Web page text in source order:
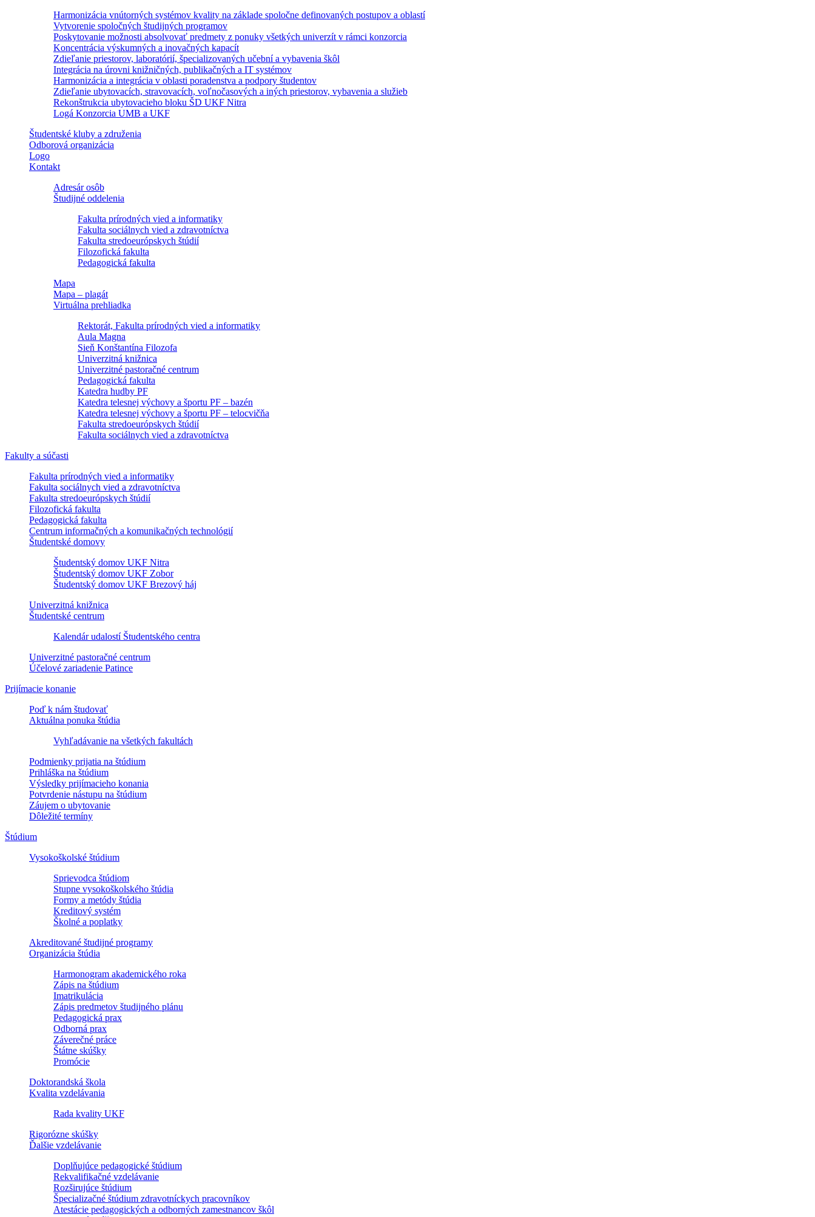
Harmonizácia vnútorných systémov kvality na základe spoločne definovaných postupov a oblastí
Vytvorenie spoločných študijných programov
Poskytovanie možnosti absolvovať predmety z ponuky všetkých univerzít v rámci konzorcia
Koncentrácia výskumných a inovačných kapacít
Zdieľanie priestorov, laboratórií, špecializovaných učební a vybavenia škôl
Integrácia na úrovni knižničných, publikačných a IT systémov
Harmonizácia a integrácia v oblasti poradenstva a podpory študentov
Zdieľanie ubytovacích, stravovacích, voľnočasových a iných priestorov, vybavenia a služieb
Rekonštrukcia ubytovacieho bloku ŠD UKF Nitra
Logá Konzorcia UMB a UKF
Študentské kluby a združenia
Odborová organizácia
Logo
Kontakt
Adresár osôb
Študijné oddelenia
Fakulta prírodných vied a informatiky
Fakulta sociálnych vied a zdravotníctva
Fakulta stredoeurópskych štúdií
Filozofická fakulta
Pedagogická fakulta
Mapa
Mapa – plagát
Virtuálna prehliadka
Rektorát, Fakulta prírodných vied a informatiky
Aula Magna
Sieň Konštantína Filozofa
Univerzitná knižnica
Univerzitné pastoračné centrum
Pedagogická fakulta
Katedra hudby PF
Katedra telesnej výchovy a športu PF – bazén
Katedra telesnej výchovy a športu PF – telocvičňa
Fakulta stredoeurópskych štúdií
Fakulta sociálnych vied a zdravotníctva
Fakulty a súčasti
Fakulta prírodných vied a informatiky
Fakulta sociálnych vied a zdravotníctva
Fakulta stredoeurópskych štúdií
Filozofická fakulta
Pedagogická fakulta
Centrum informačných a komunikačných technológií
Študentské domovy
Študentský domov UKF Nitra
Študentský domov UKF Zobor
Študentský domov UKF Brezový háj
Univerzitná knižnica
Študentské centrum
Kalendár udalostí Študentského centra
Univerzitné pastoračné centrum
Účelové zariadenie Patince
Prijímacie konanie
Poď k nám študovať
Aktuálna ponuka štúdia
Vyhľadávanie na všetkých fakultách
Podmienky prijatia na štúdium
Prihláška na štúdium
Výsledky prijímacieho konania
Potvrdenie nástupu na štúdium
Záujem o ubytovanie
Dôležité termíny
Štúdium
Vysokoškolské štúdium
Sprievodca štúdiom
Stupne vysokoškolského štúdia
Formy a metódy štúdia
Kreditový systém
Školné a poplatky
Akreditované študijné programy
Organizácia štúdia
Harmonogram akademického roka
Zápis na štúdium
Imatrikulácia
Zápis predmetov študijného plánu
Pedagogická prax
Odborná prax
Záverečné práce
Štátne skúšky
Promócie
Doktorandská škola
Kvalita vzdelávania
Rada kvality UKF
Rigorózne skúšky
Ďalšie vzdelávanie
Doplňujúce pedagogické štúdium
Rekvalifikačné vzdelávanie
Rozširujúce štúdium
Špecializačné štúdium zdravotníckych pracovníkov
Atestácie pedagogických a odborných zamestnancov škôl